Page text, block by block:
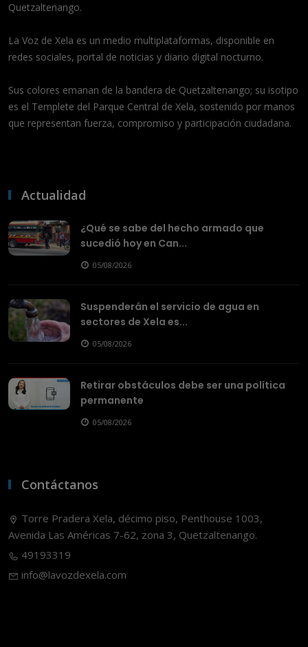
Quetzaltenango.
La Voz de Xela es un medio multiplataformas, disponible en
redes sociales, portal de noticias y diario digital nocturno.
Sus colores emanan de la bandera de Quetzaltenango; su isotipo
es el Templete del Parque Central de Xela, sostenido por manos
que representan fuerza, compromiso y participación ciudadana.
Actualidad
¿Qué se sabe del hecho armado que
sucedió hoy en Can...
05/08/2026
Suspenderán el servicio de agua en
sectores de Xela es...
05/08/2026
Retirar obstáculos debe ser una política
permanente
05/08/2026
Contáctanos
Torre Pradera Xela, décimo piso, Penthouse 1003,
Avenida Las Américas 7-62, zona 3, Quetzaltenango.
49193319
info@lavozdexela.com